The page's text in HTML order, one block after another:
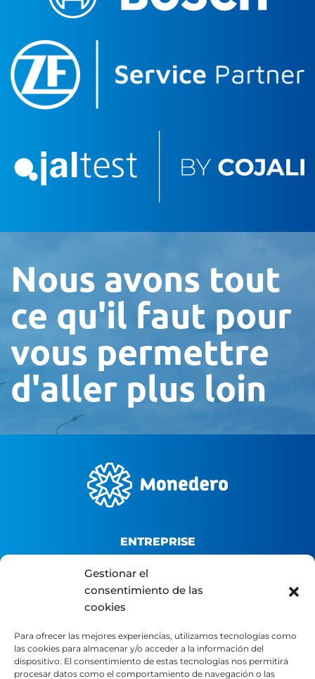
Gestionar el
consentimiento de las
cookies
Para ofrecer las mejores experiencias, utilizamos tecnologías como
las cookies para almacenar y/o acceder a la información del
dispositivo. El consentimiento de estas tecnologías nos permitirá
procesar datos como el comportamiento de navegación o las
Nous avons tout
ce qu'il faut pour
vous permettre
d'aller plus loin
ENTREPRISE
Qui sommes-nous ?
Plateforme B2B
Contact